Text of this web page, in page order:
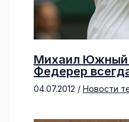
Михаил
Федерер
04.07.2012 / Новости